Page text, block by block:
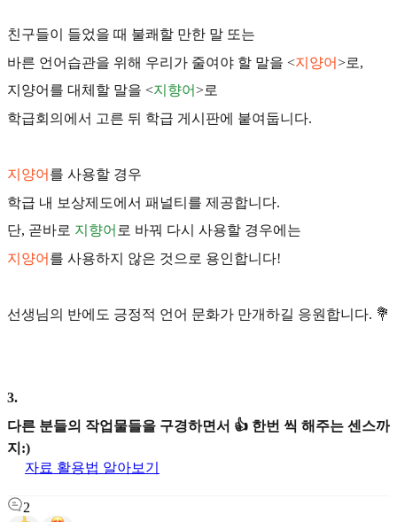
친구들이 들었을 때 불쾌할 만한 말 또는
바른 언어습관을 위해 우리가 줄여야 할 말을 <지양어>로,
지양어를 대체할 말을 <지향어>로
학급회의에서 고른 뒤 학급 게시판에 붙여둡니다.
지양어 를 사용할 경우
학급 내 보상제도에서 패널티를 제공합니다.
단, 곧바로 지향어 로 바꿔 다시 사용할 경우에는
지양어 를 사용하지 않은 것으로 용인합니다!
선생님의 반에도 긍정적 언어 문화가 만개하길 응원합니다. 💐
3.
다른 분들의 작업물들을 구경하면서 👍 한번 씩 해주는 센스까
지:)
자료 활용법 알아보기
2